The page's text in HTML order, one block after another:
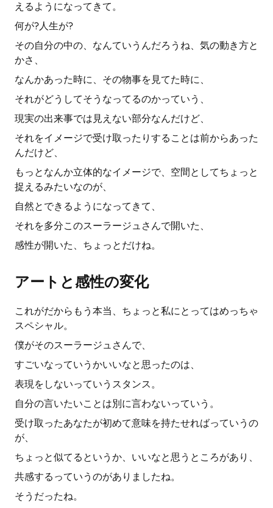
えるようになってきて。
何が?人生が?
その自分の中の、なんていうんだろうね、気の動き方と
かさ、
なんかあった時に、その物事を見てた時に、
それがどうしてそうなってるのかっていう、
現実の出来事では見えない部分なんだけど、
それをイメージで受け取ったりすることは前からあった
んだけど、
もっとなんか立体的なイメージで、空間としてちょっと
捉えるみたいなのが、
自然とできるようになってきて、
それを多分このスーラージュさんで開いた、
感性が開いた、ちょっとだけね。
アートと感性の変化
これがだからもう本当、ちょっと私にとってはめっちゃ
スペシャル。
僕がそのスーラージュさんで、
すごいなっていうかいいなと思ったのは、
表現をしないっていうスタンス。
自分の言いたいことは別に言わないっていう。
受け取ったあなたが初めて意味を持たせればっていうの
が、
ちょっと似てるというか、いいなと思うところがあり、
共感するっていうのがありましたね。
そうだったね。